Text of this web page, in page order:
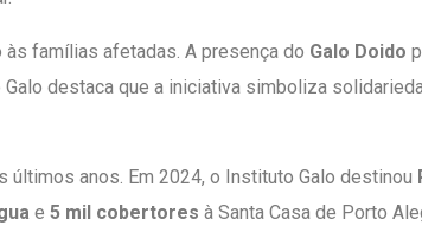
famílias afetadas. A presença do Galo Doido
destaca que a iniciativa simboliza
últimos anos. Em 2024, o Instituto Galo destinou
e 5 mil cobertores à Santa Casa de Porto